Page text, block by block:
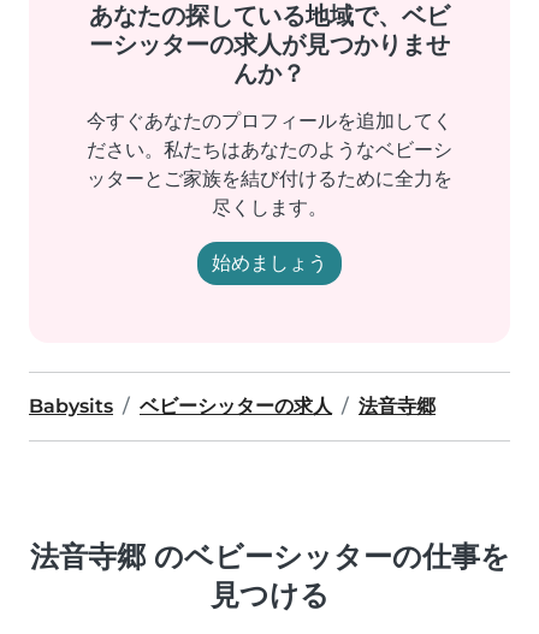
あなたの探している地域で、ベビ
ーシッターの求人が見つかりませ
んか？
今すぐあなたのプロフィールを追加してく
ださい。私たちはあなたのようなベビーシ
ッターとご家族を結び付けるために全力を
尽くします。
始めましょう
Babysits ベビーシッターの求人 法音寺郷
法音寺郷 のベビーシッターの仕事を
見つける